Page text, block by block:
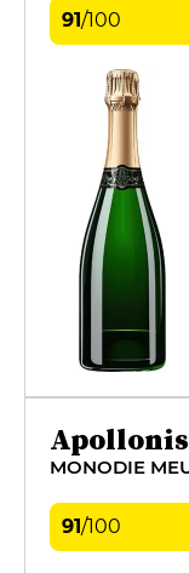
91/100
Apollonis
MONODIE
91/100